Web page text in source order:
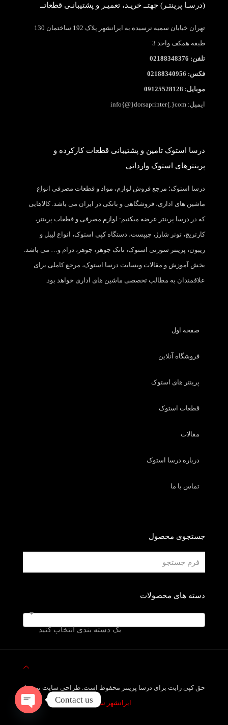
(درسـا پرینتـر) جهتــ خریـد، تعمیـر و پشتیبانـی قطعاتــ
تهران خیابان سمیه نرسیده به ایرانشهر پلاک 192 ساختمان 130
طبقه همکف واحد 3
تلفن: 02188348376
فکس: 02188340956
موبایل: 09125528128
ایمیل: info{@}dorsaprinter{.}com
درسا استوک تامین و پشتیبانی قطعات کارکرده و
پرینترهای استوک وارداتی
درسا استوک؛ مرجع فروش لوازم، مواد و قطعات مصرفی انواع
ماشین های اداری، فروشگاهی و بانکی در ایران می باشد. کالاهایی
که در درسا پرینتر عرضه میکنیم: لوازم مصرفی و قطعات پرینتر،
کارتریج، تونر شارژ، چیپست، دستگاه کپی استوک، انواع لیبل و
ریبون، پرینتر سوزنی استوک، تانک جوهر، جوهر، درام و… می باشد.
بخش آموزش و مقالات وبسایت درسا استوک، مرجع کاملی برای
علاقمندان به مطالب تخصصی ماشین های اداری خواهد بود.
صفحه اول
فروشگاه آنلاین
پرینتر های استوک
قطعات استوک
مقالات
درباره درسا استوک
تماس با ما
جستجوی محصول
دسته های محصولات
یک دسته بندی انتخاب کنید
حق کپی رایت برای درسا پرینتر محفوظ است. طراحی سایت توسط
ایرانشهر نت
Contact us